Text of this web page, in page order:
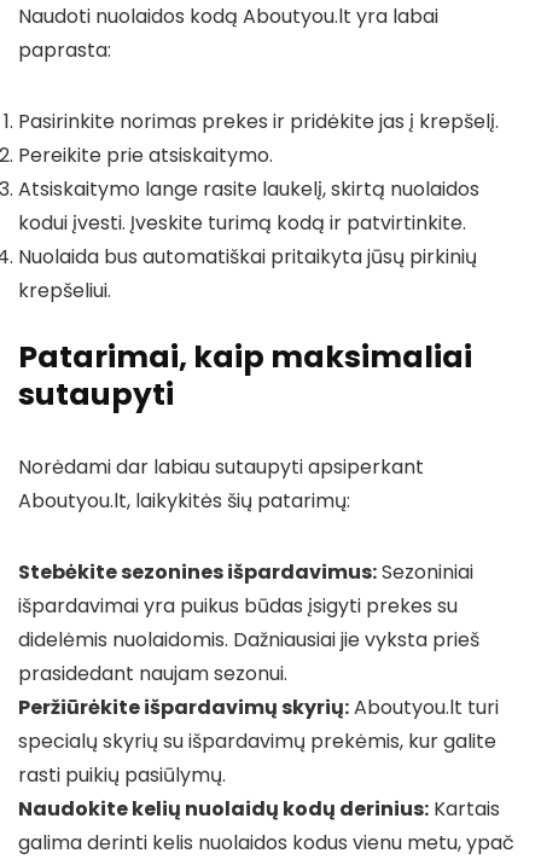
Naudoti nuolaidos kodą Aboutyou.lt yra labai
paprasta:
Pasirinkite norimas prekes ir pridėkite jas į krepšelį.
Pereikite prie atsiskaitymo.
Atsiskaitymo lange rasite laukelį, skirtą nuolaidos
kodui įvesti. Įveskite turimą kodą ir patvirtinkite.
Nuolaida bus automatiškai pritaikyta jūsų pirkinių
krepšeliui.
Patarimai, kaip maksimaliai
sutaupyti
Norėdami dar labiau sutaupyti apsiperkant
Aboutyou.lt, laikykitės šių patarimų:
Stebėkite sezonines išpardavimus:Sezoniniai
išpardavimai yra puikus būdas įsigyti prekes su
didelėmis nuolaidomis. Dažniausiai jie vyksta prieš
prasidedant naujam sezonui.
Peržiūrėkite išpardavimų skyrių:Aboutyou.lt turi
specialų skyrių su išpardavimų prekėmis, kur galite
rasti puikių pasiūlymų.
Naudokite kelių nuolaidų kodų derinius: Kartais
galima derinti kelis nuolaidos kodus vienu metu, ypač